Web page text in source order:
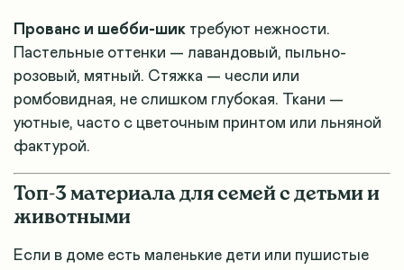
Прованс и шебби-шик требуют нежности.
Пастельные оттенки — лавандовый, пыльно-
розовый, мятный. Стяжка — чесли или
ромбовидная, не слишком глубокая. Ткани —
уютные, часто с цветочным принтом или льняной
фактурой.
Топ-3 материала для семей с детьми и
животными
Если в доме есть маленькие дети или пушистые